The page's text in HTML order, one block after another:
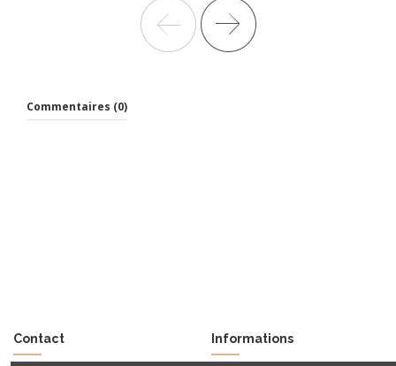
BUREAU DROIT X9– OFFICITY
Commentaires (0)
Contact Informations